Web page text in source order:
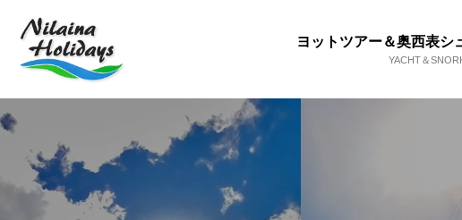
ヨットツアー＆奥西表シ
YACHT＆